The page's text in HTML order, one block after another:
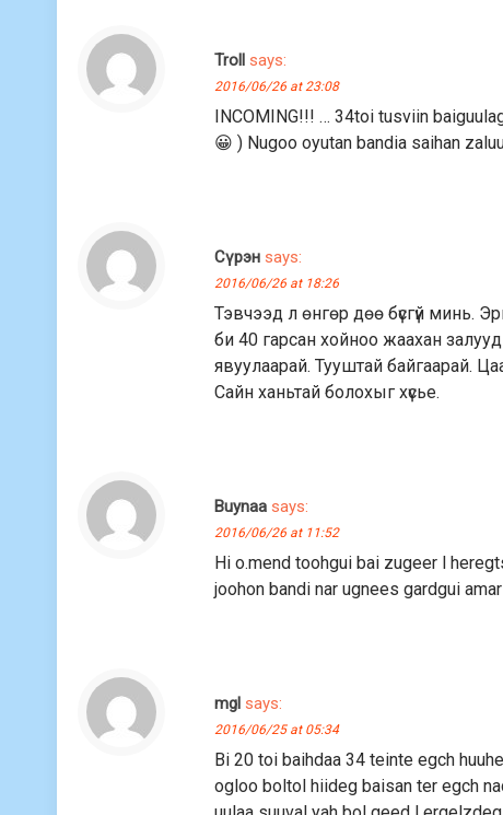
Troll says:
2016/06/26 at 23:08
INCOMING!!! … 34toi tusviin
😀 ) Nugoo oyutan bandia saihan
Сүрэн says:
2016/06/26 at 18:26
Тэвчээд л өнгөр дөө бүсгүй минь.
би 40 гарсан хойноо жаахан залууд
явуулаарай. Тууштай байгаарай.
Сайн ханьтай болохыг хүсье.
Buynaa says:
2016/06/26 at 11:52
Hi o.mend toohgui bai zugeer l
joohon bandi nar ugnees gardgui
mgl says:
2016/06/25 at 05:34
Bi 20 toi baihdaa 34 teinte egch
ogloo boltol hiideg baisan ter egch